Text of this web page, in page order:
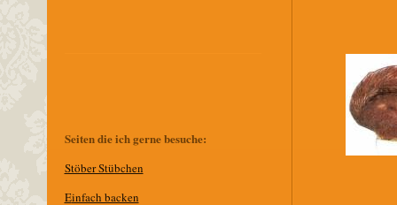
Seiten die ich gerne besuche:
Stöber Stübchen
Einfach backen